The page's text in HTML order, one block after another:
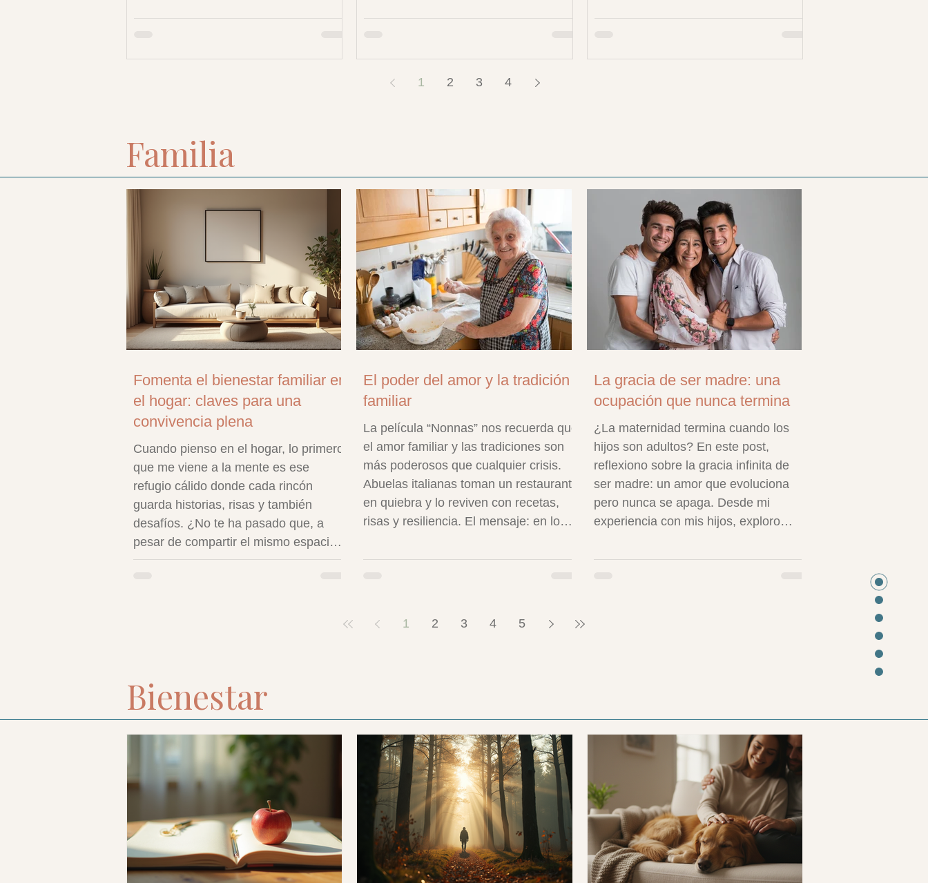
1 2 3 4
Familia
Fomenta el bienestar familiar en
el hogar: claves para una
convivencia plena
Cuando pienso en el hogar, lo primero
que me viene a la mente es ese
refugio cálido donde cada rincón
guarda historias, risas y también
desafíos. ¿No te ha pasado que, a
pesar de compartir el mismo espacio,
a veces parece que vivimos en
ambiente donde todos se sientan
valorados
El poder del amor y la tradición
familiar
La película “Nonnas” nos recuerda que
el amor familiar y las tradiciones son
más poderosos que cualquier crisis.
Abuelas italianas toman un restaurante
en quiebra y lo reviven con recetas,
risas y resiliencia. El mensaje: en lo
conversación honesta– está la fuerza.
invitándote a celebrar lo que nos une.
La gracia de ser madre: una
ocupación que nunca termina
¿La maternidad termina cuando los
hijos son adultos? En este post,
reflexiono sobre la gracia infinita de
ser madre: un amor que evoluciona
pero nunca se apaga. Desde mi
experiencia con mis hijos, exploro
distancia emocional y redefinir tu rol.
1 2 3 4 5
Bienestar